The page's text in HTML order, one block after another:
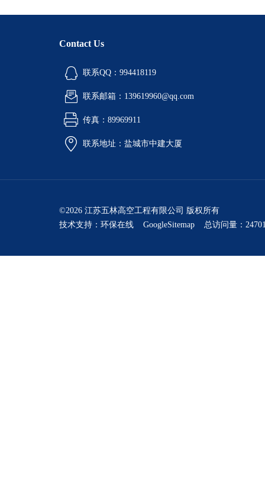
Contact Us
联系QQ：994418119
联系邮箱：139619960@qq.com
传真：89969911
联系地址：盐城市中建大厦
©2026 江苏五林高空工程有限公司 版权所有
技术支持： 环保在线 GoogleSitemap 总访问量：